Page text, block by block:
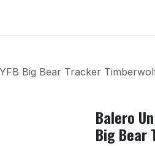
Big Bear Tracker
Balero
Big Bear